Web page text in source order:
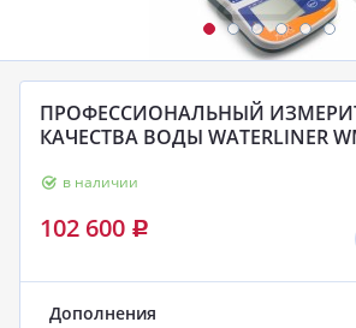
ПРОФЕССИОНАЛЬНЫЙ
КАЧЕСТВА ВОДЫ WATERLINER
в наличии
102 600 Р
Дополнения